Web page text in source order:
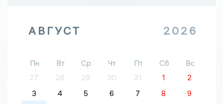
АВГУСТ 2026
Пн Вт Ср Чт Пт Сб
Вс
27
28 29 30 31 1
2
3
4 5 6 7 8
9